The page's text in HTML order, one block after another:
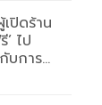
ปิดร้าน
ไป
บการ